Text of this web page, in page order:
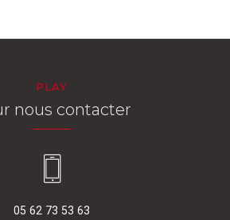
PLAY
nous contacter
05 62 73 53 63